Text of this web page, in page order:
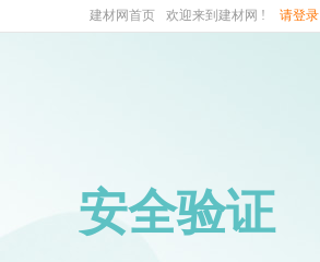
建材网首页 欢迎来到建材网 ! 请登录
安全验证